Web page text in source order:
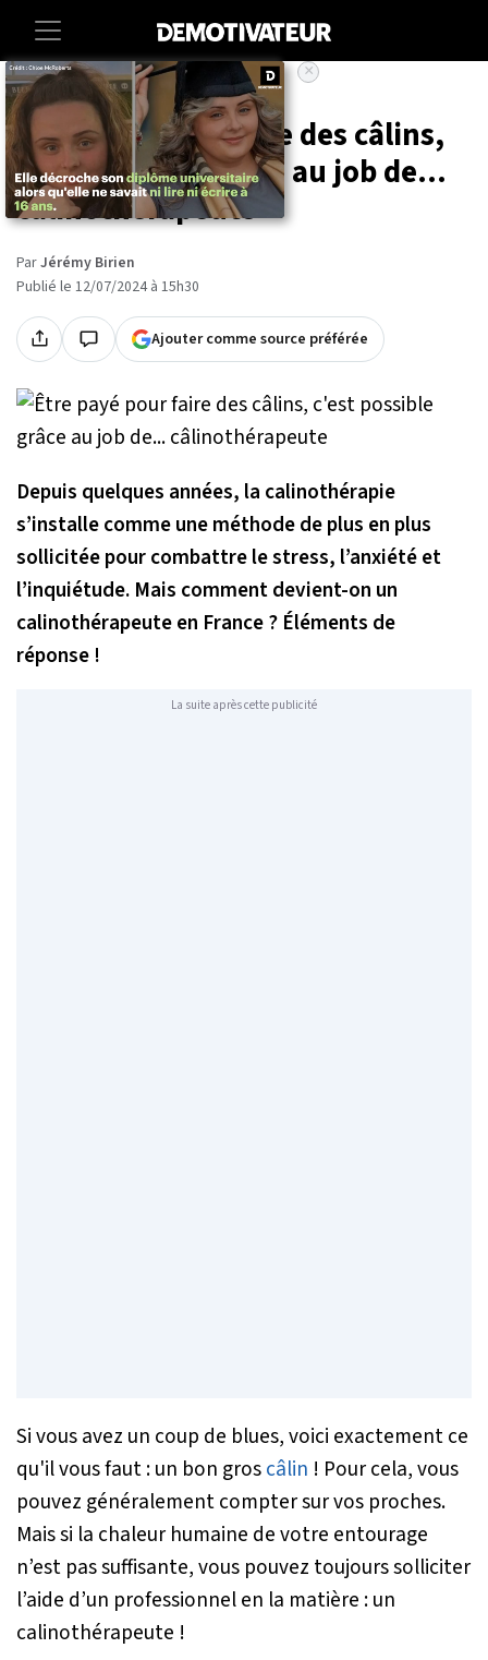
Accueil Societe Lifestyle
Être payé pour faire des câlins,
c'est possible grâce au job de...
câlinothérapeute
ParJérémy Birien
Publié le 12/07/2024 à 15h30
Ajouter comme source préférée
Depuis quelques années, la calinothérapie
s’installe comme une méthode de plus en plus
sollicitée pour combattre le stress, l’anxiété et
l’inquiétude. Mais comment devient-on un
calinothérapeute en France ? Éléments de
réponse !
La suite après cette publicité
Si vous avez un coup de blues, voici exactement ce
qu'il vous faut : un bon groscâlin ! Pour cela, vous
pouvez généralement compter sur vos proches.
Mais si la chaleur humaine de votre entourage
n’est pas suffisante, vous pouvez toujours solliciter
l’aide d’un professionnel en la matière : un
calinothérapeute !
×